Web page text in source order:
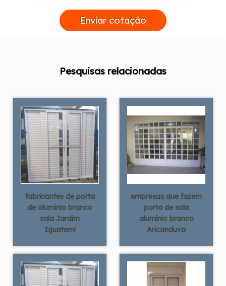
Enviar cotação
Pesquisas relacionadas
fabricantes de porta
de alumínio branco
sala Jardim
Iguatemi
empresas que fazem
porta de sala
alumínio branco
Aricanduva